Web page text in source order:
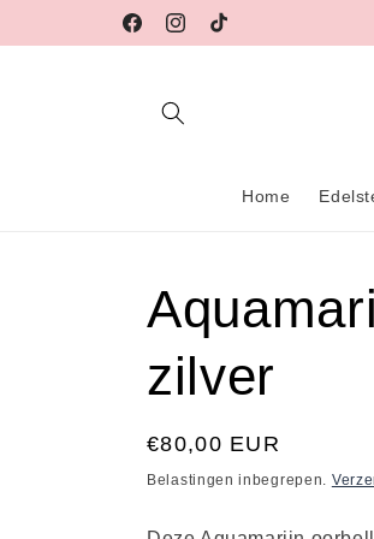
content
FacebookInstagram
TikTok
Home
zilver
Normale
prijs
€80,00 EUR
Belastingen inbegrepen.